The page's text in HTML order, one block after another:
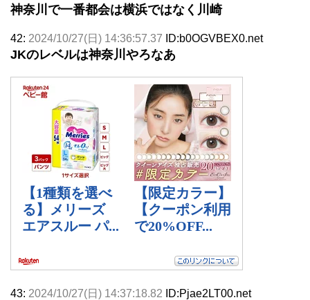
神奈川で一番都会は横浜ではなく川崎
42: 2024/10/27(日) 14:36:57.37 ID:b0OGVBEX0.net
JKのレベルは神奈川やろなあ
43: 2024/10/27(日) 14:37:18.82 ID:Pjae2LT00.net